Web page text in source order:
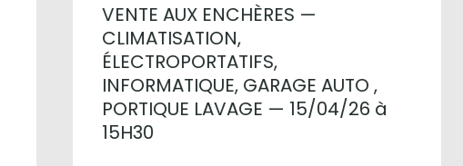
VENTE AUX ENCHÈRES —
CLIMATISATION,
ÉLECTROPORTATIFS,
INFORMATIQUE, GARAGE AUTO ,
PORTIQUE LAVAGE — 15/04/26 à
15H30